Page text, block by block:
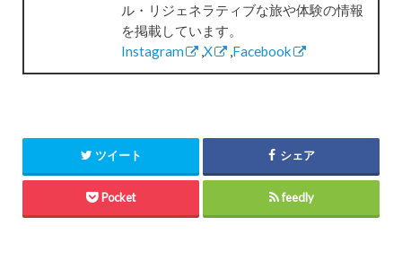
ル・リジェネラティブな旅や体験の情報
を掲載しています。
Instagram
,X ,Facebook
ツイート シェア
Pocket feedly